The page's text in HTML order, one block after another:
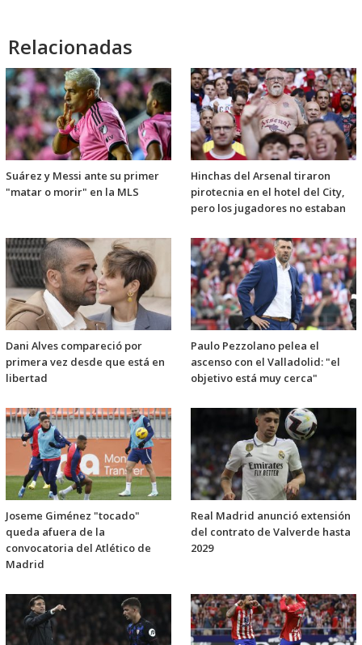
Relacionadas
Suárez y Messi ante su primer
"matar o morir" en la MLS
Hinchas del Arsenal tiraron
pirotecnia en el hotel del City,
pero los jugadores no estaban
Dani Alves compareció por
primera vez desde que está en
libertad
Paulo Pezzolano pelea el
ascenso con el Valladolid: "el
objetivo está muy cerca"
Joseme Giménez "tocado"
queda afuera de la
convocatoria del Atlético de
Madrid
Real Madrid anunció extensión
del contrato de Valverde hasta
2029